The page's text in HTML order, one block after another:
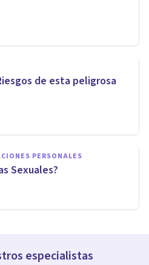
de esta peligrosa
PERSONALES
Sexuales?
especialistas